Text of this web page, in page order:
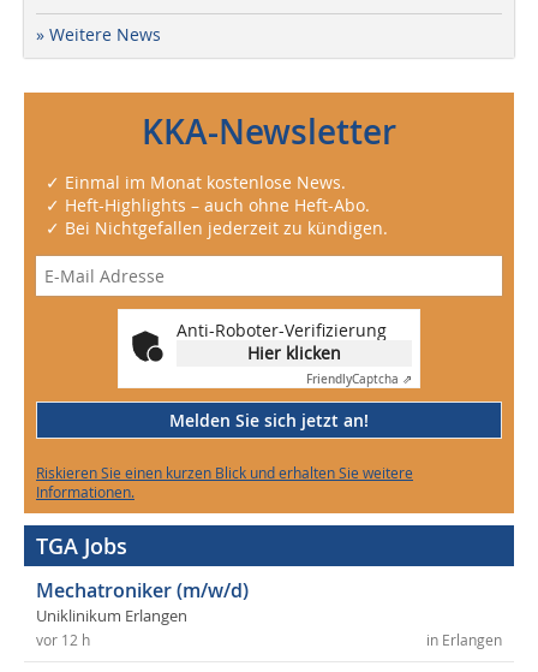
» Weitere News
KKA-Newsletter
✓ Einmal im Monat kostenlose News.
✓ Heft-Highlights – auch ohne Heft-Abo.
✓ Bei Nichtgefallen jederzeit zu kündigen.
Anti-Roboter-Verifizierung
Hier klicken
FriendlyCaptcha ⇗
Melden Sie sich jetzt an!
Riskieren Sie einen kurzen Blick und erhalten Sie weitere
Informationen.
TGA Jobs
Mechatroniker (m/w/d)
Uniklinikum Erlangen
in Erlangen
vor 12 h